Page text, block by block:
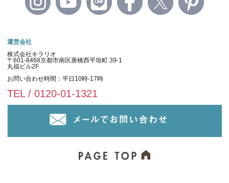
運営会社
株式会社キラリオ
〒601-8468京都市南区唐橋西平垣町 39-1
丸福ビル2F
お問い合わせ時間：平日10時-17時
TEL / 0120-01-1321